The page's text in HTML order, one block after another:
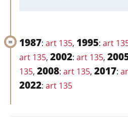
1987: art 135, 1995: art
art 135, 2002: art 135,
135, 2008: art 135, 2017:
2022: art 135